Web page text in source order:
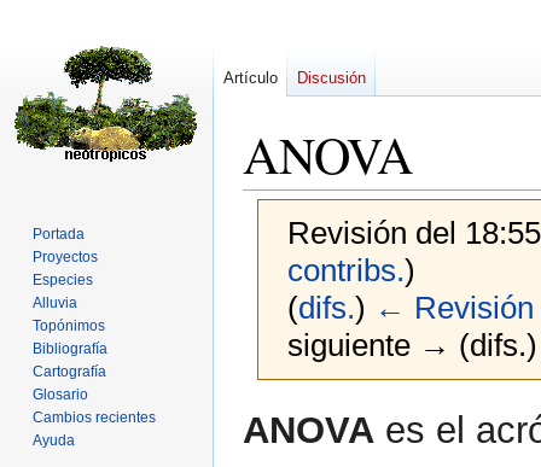
ANOVA
Revisión del
contribs.)
(difs.) ← Revisión
siguiente → (difs.)
a
a
ANOVA es el
Artículo Discusión
Portada
Proyectos
Especies
Alluvia
Topónimos
Bibliografía
Cartografía
Glosario
Cambios recientes
Ayuda